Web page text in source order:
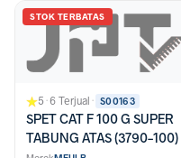
STOK TERBATAS
5·6 Terjual· S00163
SPET CAT F 100 G SUPER
TABUNG ATAS (3790-100)